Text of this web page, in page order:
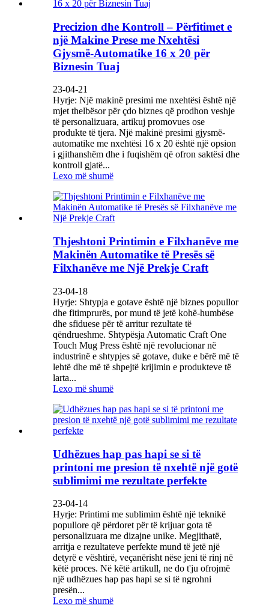
Precizion dhe Kontroll – Përfitimet e
një Makine Prese me Nxehtësi
Gjysmë-Automatike 16 x 20 për
Biznesin Tuaj
23-04-21
Hyrje: Një makinë presimi me nxehtësi është një
mjet thelbësor për çdo biznes që prodhon veshje
të personalizuara, artikuj promovues ose
produkte të tjera. Një makinë presimi gjysmë-
automatike me nxehtësi 16 x 20 është një opsion
i gjithanshëm dhe i fuqishëm që ofron saktësi dhe
kontroll gjatë...
Lexo më shumë
Thjeshtoni Printimin e Filxhanëve me
Makinën Automatike të Presës së
Filxhanëve me Një Prekje Craft
23-04-18
Hyrje: Shtypja e gotave është një biznes popullor
dhe fitimprurës, por mund të jetë kohë-humbëse
dhe sfiduese për të arritur rezultate të
qëndrueshme. Shtypësja Automatic Craft One
Touch Mug Press është një revolucionar në
industrinë e shtypjes së gotave, duke e bërë më të
lehtë dhe më të shpejtë krijimin e produkteve të
larta...
Lexo më shumë
Udhëzues hap pas hapi se si të
printoni me presion të nxehtë një gotë
sublimimi me rezultate perfekte
23-04-14
Hyrje: Printimi me sublimim është një teknikë
popullore që përdoret për të krijuar gota të
personalizuara me dizajne unike. Megjithatë,
arritja e rezultateve perfekte mund të jetë një
detyrë e vështirë, veçanërisht nëse jeni të rinj në
këtë proces. Në këtë artikull, ne do t'ju ofrojmë
një udhëzues hap pas hapi se si të ngrohni
presën...
Lexo më shumë